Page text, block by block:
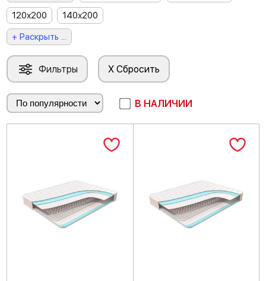
120х200
140х200
+ Раскрыть ...
Фильтры X Сбросить
В НАЛИЧИИ